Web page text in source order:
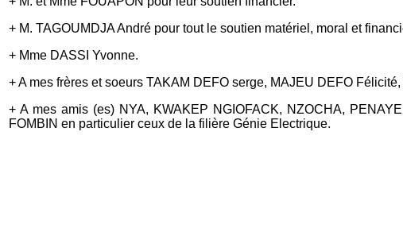
+ M. TAGOUMDJA André pour tout le soutien matériel, moral et
+ Mme DASSI Yvonne.
+ A mes frères et soeurs TAKAM DEFO serge, MAJEU DEFO
+ A mes amis (es) NYA, KWAKEP NGIOFACK, NZOCHA,
FOMBIN en particulier ceux de la filière Génie Electrique.